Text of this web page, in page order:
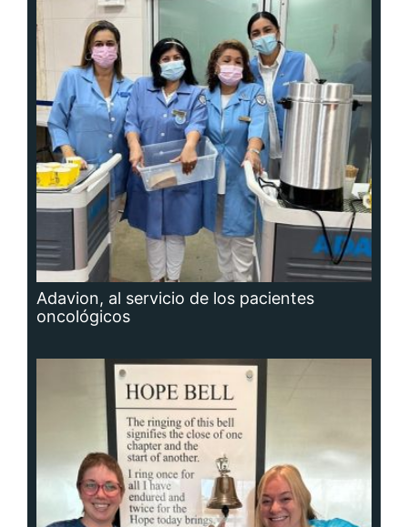
Adavion, al servicio de los pacientes
oncológicos